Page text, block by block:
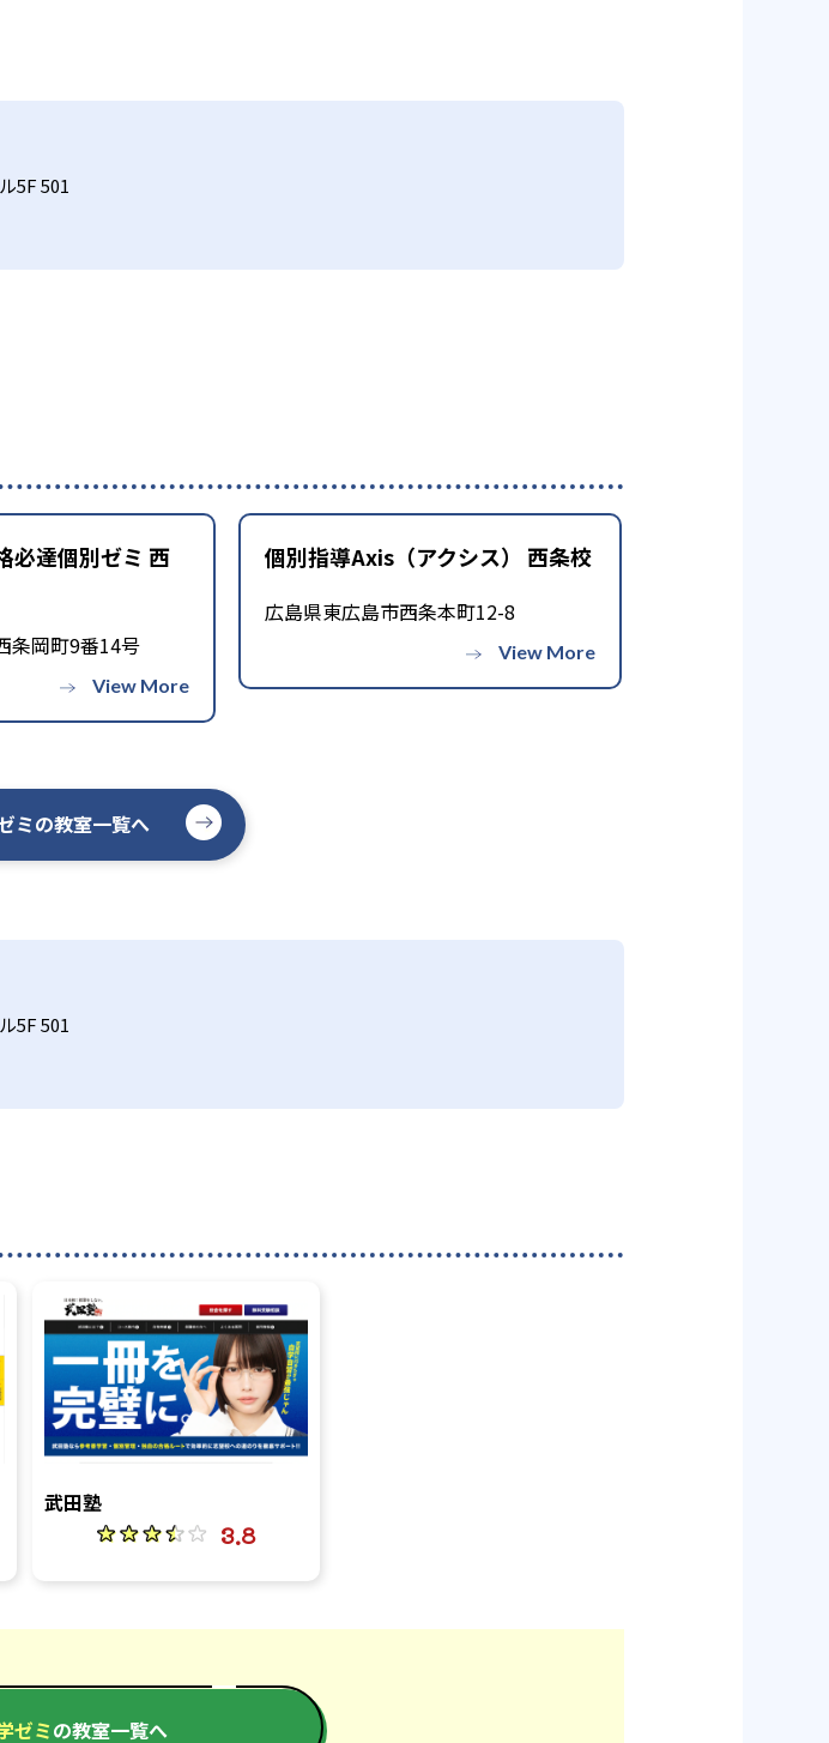
5F 501
必達個別ゼミ 西
条岡町9番14号
個別指導Axis（アクシス） 西条校
広島県東広島市西条本町12-8
ミの教室一覧へ
5F 501
武田塾
3.8
ゼミの教室一覧へ